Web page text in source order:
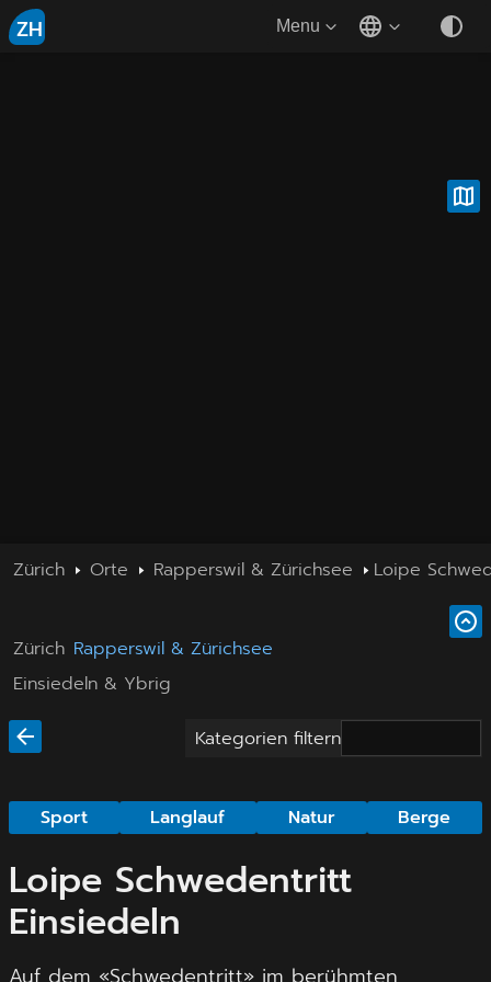
ZH Menu
Zürich Orte Rapperswil & Zürichsee Loipe
Zürich Rapperswil & Zürichsee
Einsiedeln & Ybrig
Kategorien filtern
Sport Langlauf Natur Berge
Loipe Schwedentritt
Einsiedeln